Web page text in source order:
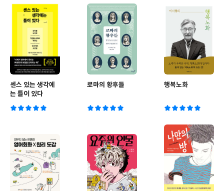
센스 있는 생각에
는 틀이 있다
로마의 황후들 행복노화